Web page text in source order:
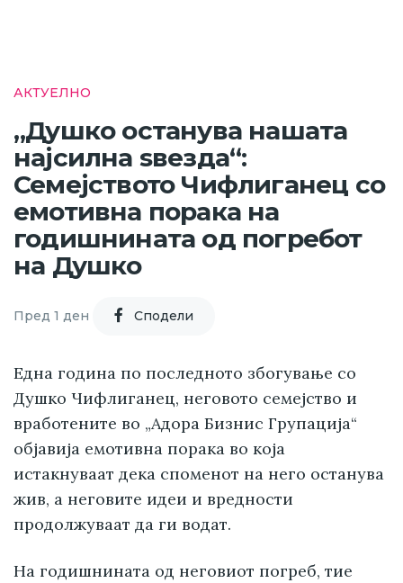
АКТУЕЛНО
„Душко останува нашата
најсилна ѕвезда“:
Семејството Чифлиганец со
емотивна порака на
годишнината од погребот
на Душко
Пред 1 ден Cподели
Една година по последното збогување со
Душко Чифлиганец, неговото семејство и
вработените во „Адора Бизнис Групација“
објавија емотивна порака во која
истакнуваат дека споменот на него останува
жив, а неговите идеи и вредности
продолжуваат да ги водат.
На годишнината од неговиот погреб, тие